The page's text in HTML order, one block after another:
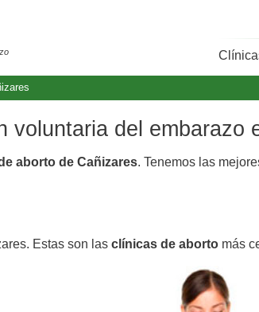
voluntaria del embarazo
aborto de Cañizares. Tenemos las
Estas son las clínicas de aborto más